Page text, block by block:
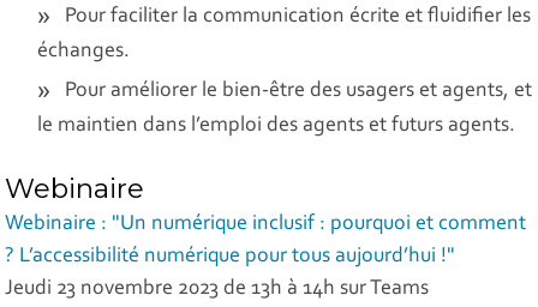
Pour faciliter la communication écrite et fluidifier les
échanges.
Pour améliorer le bien-être des usagers et agents, et
le maintien dans l’emploi des agents et futurs agents.
Webinaire
Webinaire : "Un numérique inclusif : pourquoi et comment
? L’accessibilité numérique pour tous aujourd’hui !"
Jeudi 23 novembre 2023 de 13h à 14h sur Teams